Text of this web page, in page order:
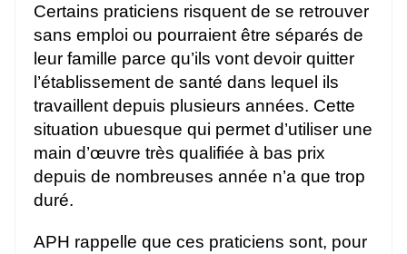
Certains praticiens risquent de se retrouver
sans emploi ou pourraient être séparés de
leur famille parce qu’ils vont devoir quitter
l’établissement de santé dans lequel ils
travaillent depuis plusieurs années. Cette
situation ubuesque qui permet d’utiliser une
main d’œuvre très qualifiée à bas prix
depuis de nombreuses année n’a que trop
duré.
APH rappelle que ces praticiens sont, pour